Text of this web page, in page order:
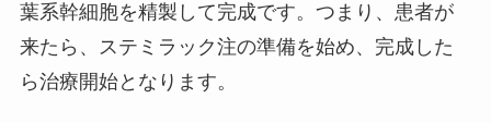
葉系幹細胞を精製して完成です。つまり、患者が
来たら、ステミラック注の準備を始め、完成した
ら治療開始となります。